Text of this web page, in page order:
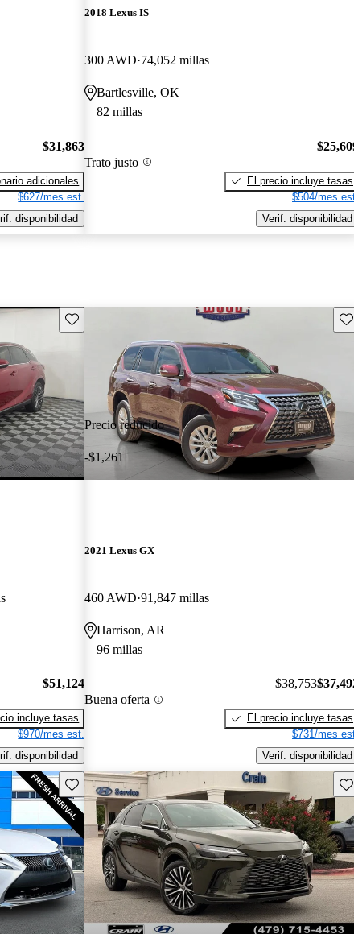
$31,863
adicionales
$627/mes est.
disponibilidad
2018 Lexus IS
300 AWD 74,052 millas
Bartlesville, OK
82 millas
Trato justo
El precio incluye tasas
$504/mes
Verif. disponibilidad
Guarda este Aviso
$51,124
incluye tasas
$970/mes est.
disponibilidad
Precio reducido
-$1,261
2021 Lexus GX
460 AWD 91,847 millas
Harrison, AR
96 millas
Buena oferta
$38,753
El precio incluye tasas
$731/mes
Verif. disponibilidad
Guarda este Aviso